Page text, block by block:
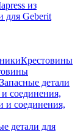
из
для Geberit
Крестовины
Запасные детали
соединения,
и соединения,
детали для